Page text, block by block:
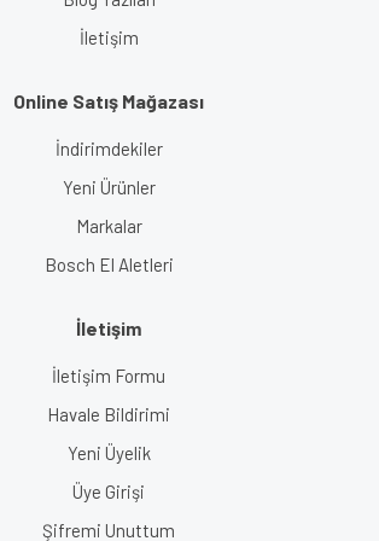
İletişim
Online Satış Mağazası
İndirimdekiler
Yeni Ürünler
Markalar
Bosch El Aletleri
İletişim
İletişim Formu
Havale Bildirimi
Yeni Üyelik
Üye Girişi
Şifremi Unuttum